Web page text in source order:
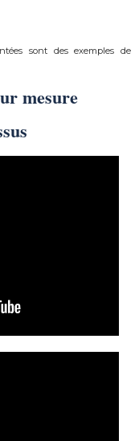
sont des exemples de
mesure